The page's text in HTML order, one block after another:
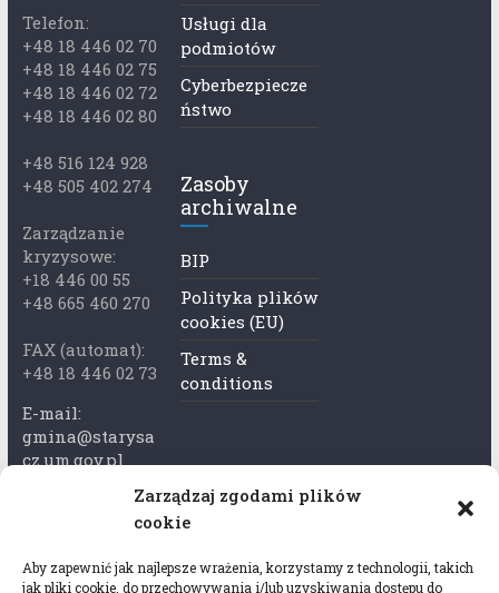
Zarządzaj zgodami plików
cookie
Aby zapewnić jak najlepsze wrażenia, korzystamy z technologii, takich
jak pliki cookie, do przechowywania i/lub uzyskiwania dostępu do
Telefon:
+48 18 446 02 70
+48 18 446 02 75
+48 18 446 02 72
+48 18 446 02 80
+48 516 124 928
+48 505 402 274
Zarządzanie
kryzysowe:
+18 446 00 55
+48 665 460 270
FAX (automat):
+48 18 446 02 73
E-mail:
gmina@starysa
cz.um.gov.pl
Adres skrzynki
rytka
Usługi dla
podmiotów
Cyberbezpiecze
ństwo
Zasoby
archiwalne
BIP
Polityka plików
cookies (EU)
Terms &
conditions